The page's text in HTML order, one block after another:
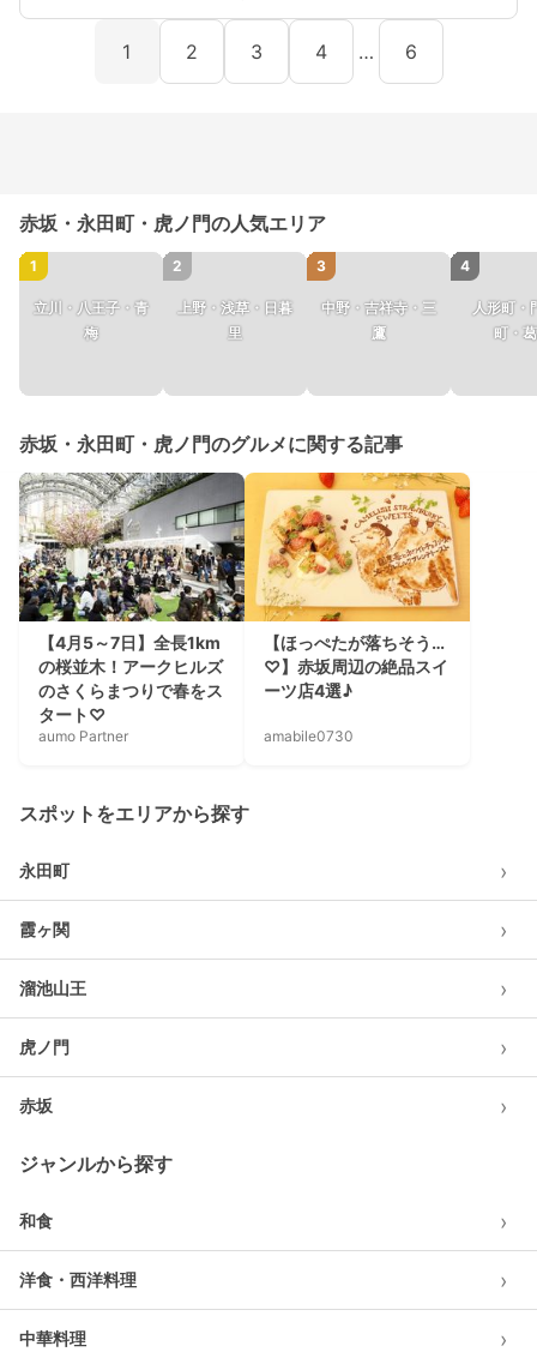
1 2 3 4 … 6
赤坂・永田町・虎ノ門の人気エリア
1
立川・八王子・青
梅
2
上野・浅草・日暮
里
3
中野・吉祥寺・三
鷹
4
人形町・
町・
赤坂・永田町・虎ノ門のグルメに関する記事
【4月5～7日】全長1km
の桜並木！アークヒルズ
のさくらまつりで春をス
タート♡
aumo Partner
【ほっぺたが落ちそう…
♡】赤坂周辺の絶品スイ
ーツ店4選♪
amabile0730
スポットをエリアから探す
永田町 ›
霞ヶ関 ›
溜池山王 ›
虎ノ門 ›
赤坂 ›
ジャンルから探す
和食 ›
洋食・西洋料理 ›
中華料理 ›